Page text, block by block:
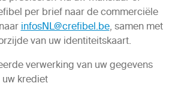
per brief naar de commerciële
infosNL@crefibel.be, samen met
van uw identiteitskaart.
verwerking van uw gegevens
krediet